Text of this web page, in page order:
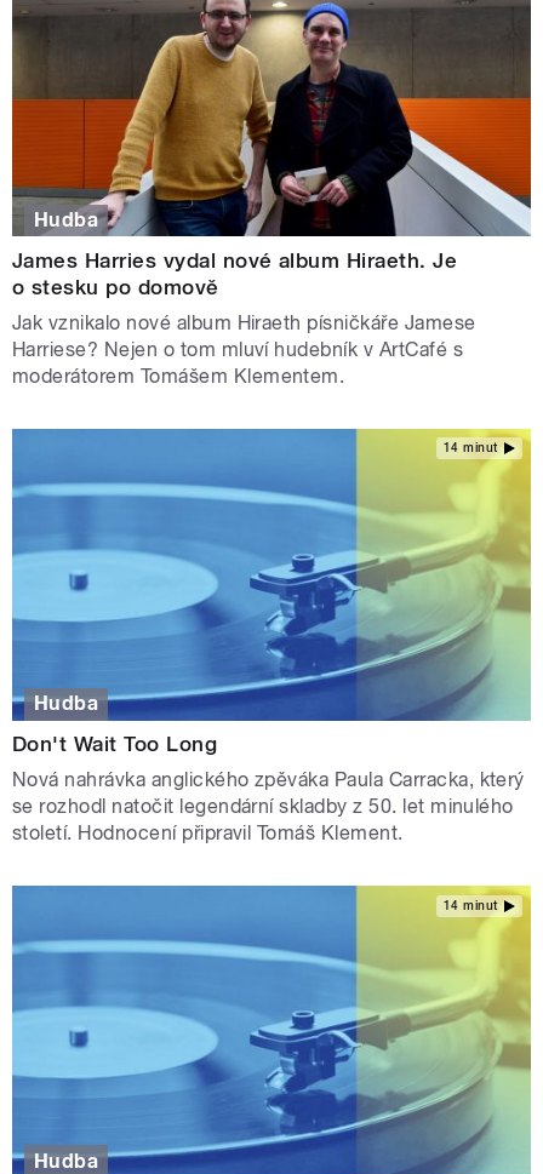
Hudba
James Harries vydal nové album Hiraeth. Je
o stesku po domově
Jak vznikalo nové album Hiraeth písničkáře Jamese
Harriese? Nejen o tom mluví hudebník v ArtCafé s
moderátorem Tomášem Klementem.
14 minut
Hudba
Don't Wait Too Long
Nová nahrávka anglického zpěváka Paula Carracka, který
se rozhodl natočit legendární skladby z 50. let minulého
století. Hodnocení připravil Tomáš Klement.
14 minut
Hudba